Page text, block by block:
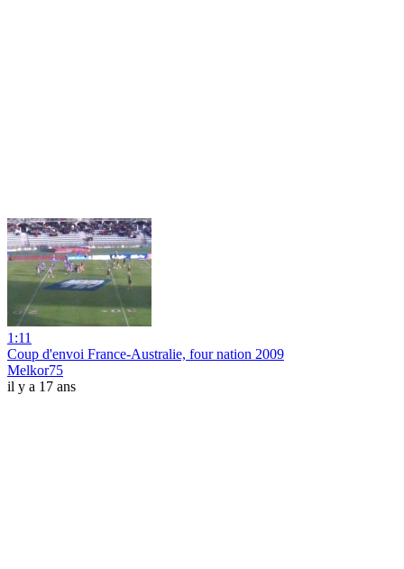
1:11
Coup d'envoi France-Australie, four nation 2009
Melkor75
il y a 17 ans